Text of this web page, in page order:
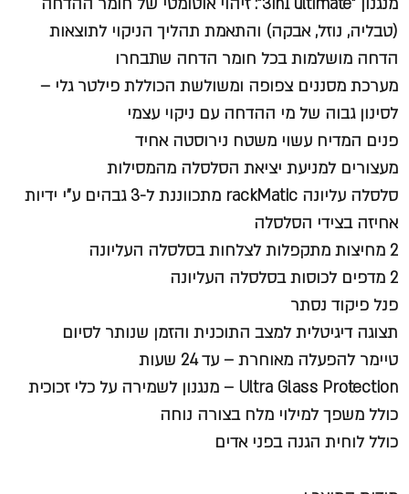
(טבליה, נוזל, אבקה) והתאמת תהליך הניקוי לתוצאות
הדחה מושלמות בכל חומר הדחה שתבחרו
מערכת מסננים צפופה ומשולשת הכוללת פילטר גלי –
לסינון גבוה של מי ההדחה עם ניקוי עצמי
פנים המדיח עשוי משטח נירוסטה אחיד
מעצורים למניעת יציאת הסלסלה מהמסילות
סלסלה עליונה rackMatic מתכווננת ל-3 גבהים ע"י ידיות
אחיזה בצידי הסלסלה
2 מחיצות מתקפלות לצלחות בסלסלה העליונה
2 מדפים לכוסות בסלסלה העליונה
פנל פיקוד נסתר
תצוגה דיגיטלית למצב התוכנית והזמן שנותר לסיום
טיימר להפעלה מאוחרת – עד 24 שעות
Ultra Glass Protection – מנגנון לשמירה על כלי זכוכית
כולל משפך למילוי מלח בצורה נוחה
כולל לוחית הגנה בפני אדים